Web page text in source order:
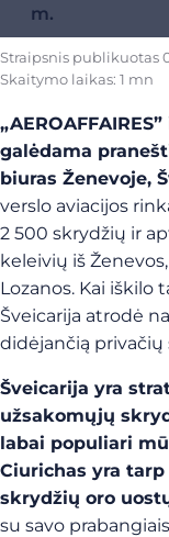
m.
Straipsnis publikuotas
Skaitymo laikas: 1 mn
galėdama
biuras Ženevoje,
verslo aviacijos
2 500 skrydžių ir
keleivių iš
Lozanos. Kai iškilo
Šveicarija atrodė
didėjančią privačių
Šveicarija yra
užsakomųjų
labai populiari
Ciurichas yra
skrydžių oro
su savo